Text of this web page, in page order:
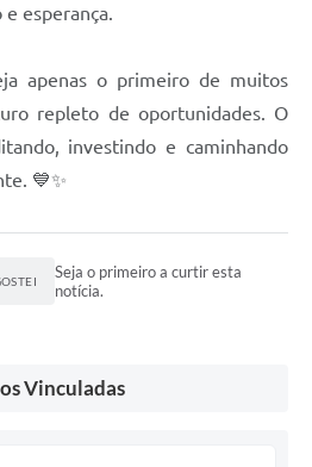
esperança.
apenas o primeiro de muitos
repleto de oportunidades. O
investindo e caminhando
💙✨
Seja o primeiro a curtir esta
notícia.
Vinculadas